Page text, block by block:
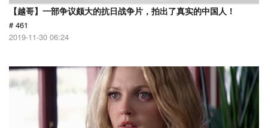
【越哥】一部争议颇大的抗日战争片，拍出了真实的中国人！
# 461
2019-11-30 06:24